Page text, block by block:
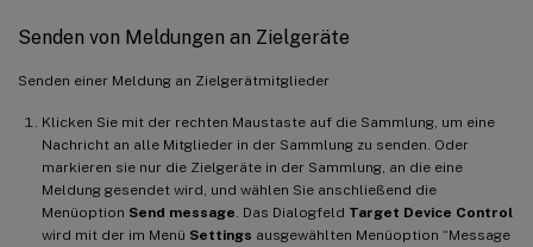
Senden von Meldungen an Zielgeräte
Senden einer Meldung an Zielgerätmitglieder
Klicken Sie mit der rechten Maustaste auf die Sammlung, um eine
Nachricht an alle Mitglieder in der Sammlung zu senden. Oder
markieren sie nur die Zielgeräte in der Sammlung, an die eine
Meldung gesendet wird, und wählen Sie anschließend die
Menüoption Send message . Das Dialogfeld Target Device Control
wird mit der im Menü Settings ausgewählten Menüoption “Message